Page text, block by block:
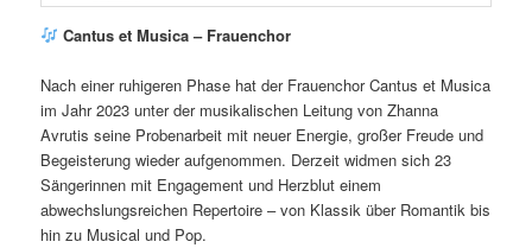
Cantus et Musica – Frauenchor
Nach einer ruhigeren Phase hat der Frauenchor Cantus et Musica
im Jahr 2023 unter der musikalischen Leitung von Zhanna
Avrutis seine Probenarbeit mit neuer Energie, großer Freude und
Begeisterung wieder aufgenommen. Derzeit widmen sich 23
Sängerinnen mit Engagement und Herzblut einem
abwechslungsreichen Repertoire – von Klassik über Romantik bis
hin zu Musical und Pop.